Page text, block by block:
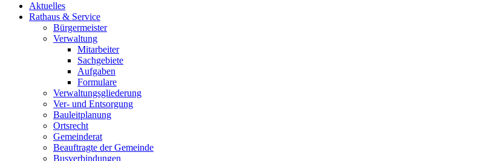
Aktuelles
Rathaus & Service
Bürgermeister
Verwaltung
Mitarbeiter
Sachgebiete
Aufgaben
Formulare
Verwaltungsgliederung
Ver- und Entsorgung
Bauleitplanung
Ortsrecht
Gemeinderat
Beauftragte der Gemeinde
Busverbindungen